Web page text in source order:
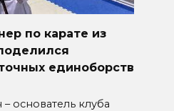
по карате из
единоборств
основатель клуба